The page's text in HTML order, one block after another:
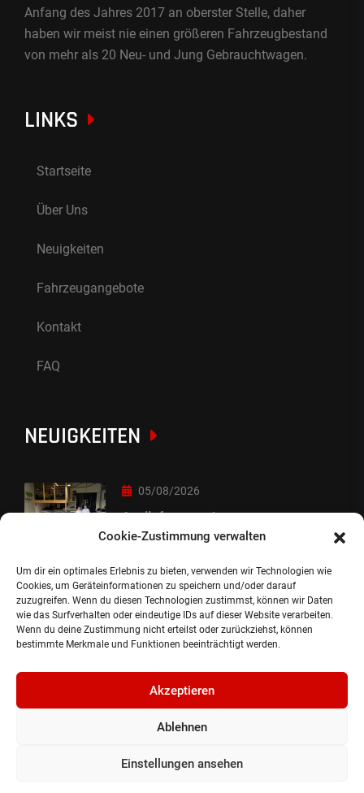
Cookie-Zustimmung verwalten
Um dir ein optimales Erlebnis zu bieten, verwenden wir Technologien wie
Cookies, um Geräteinformationen zu speichern und/oder darauf
zuzugreifen. Wenn du diesen Technologien zustimmst, können wir Daten
wie das Surfverhalten oder eindeutige IDs auf dieser Website verarbeiten.
Wenn du deine Zustimmung nicht erteilst oder zurückziehst, können
bestimmte Merkmale und Funktionen beeinträchtigt werden.
Akzeptieren
Ablehnen
Einstellungen ansehen
Anfang des Jahres 2017 an oberster Stelle, daher
haben wir meist nie einen größeren Fahrzeugbestand
von mehr als 20 Neu- und Jung Gebrauchtwagen.
LINKS
Startseite
Über Uns
Neuigkeiten
Fahrzeugangebote
Kontakt
FAQ
NEUIGKEITEN
05/08/2026
Auslieferung :-)
05/08/2026
besondere Übergabe
©2024, Gepflanzt Jung- und SportwagenhandelsgmbH.
Alle Rechte vorbehalten |